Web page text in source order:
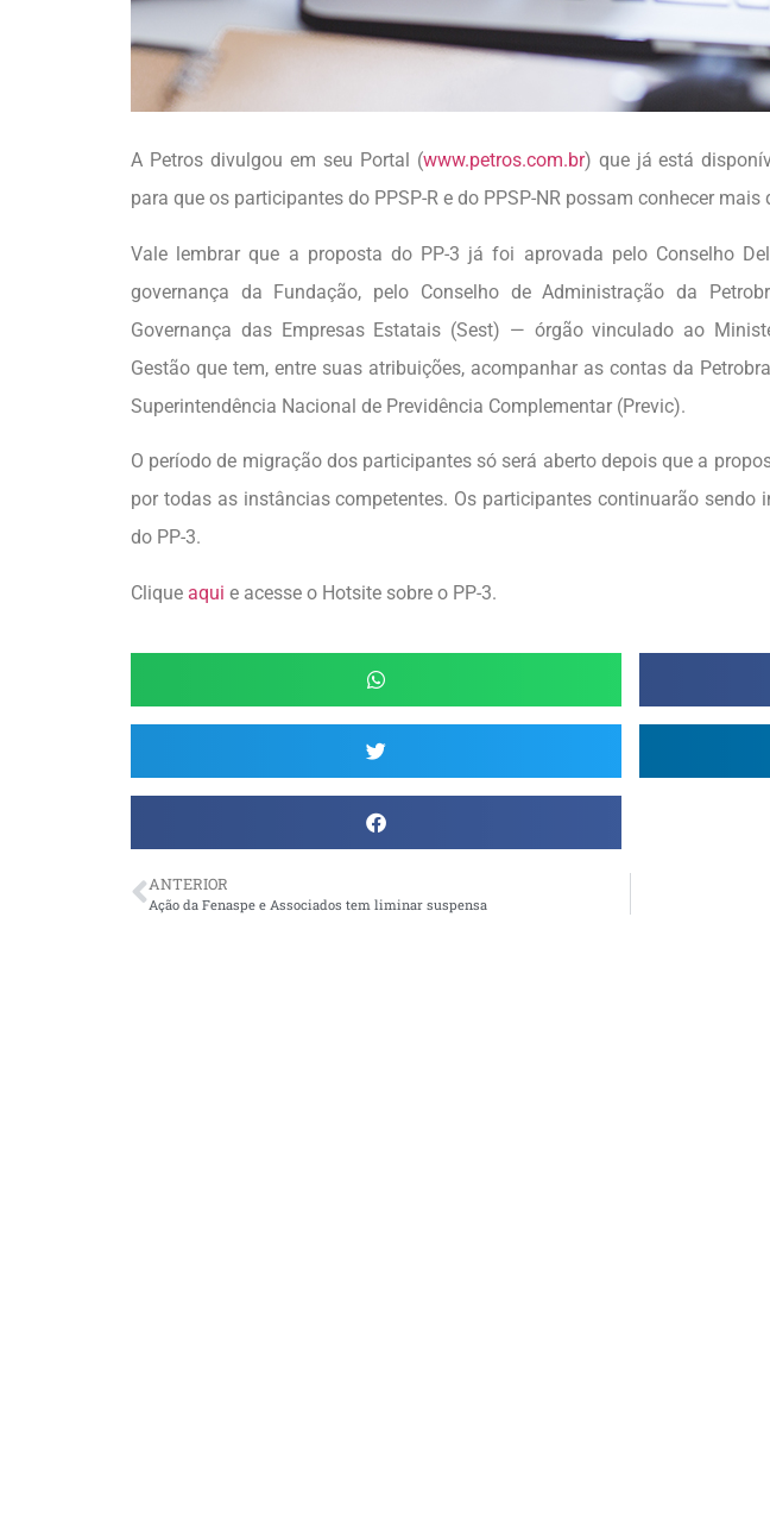
A Petros divulgou em seu Portal (www.petros.com.br) que já está
para que os participantes do PPSP-R e do PPSP-NR possam conhecer
Vale lembrar que a proposta do PP-3 já foi aprovada pelo Conselho
governança da Fundação, pelo Conselho de Administração da
Governança das Empresas Estatais (Sest) — órgão vinculado ao
Gestão que tem, entre suas atribuições, acompanhar as contas da
Superintendência Nacional de Previdência Complementar (Previc).
O período de migração dos participantes só será aberto depois que a
por todas as instâncias competentes. Os participantes continuarão sendo
do PP-3.
Clique aqui e acesse o Hotsite sobre o PP-3.
ANTERIOR
Ação da Fenaspe e Associados tem liminar suspensa